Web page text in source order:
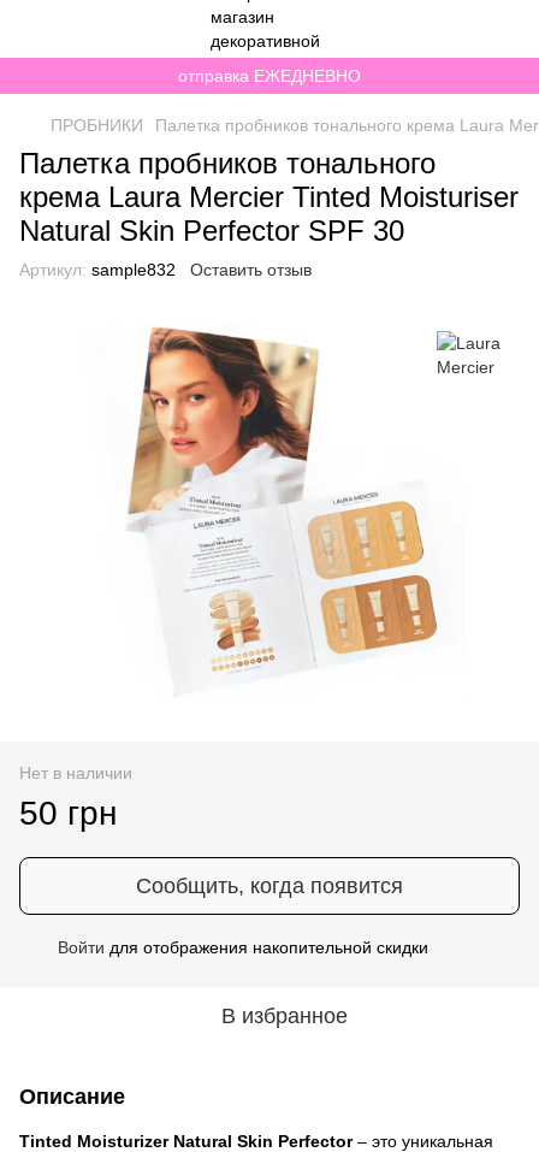
отправка ЕЖЕДНЕВНО
ПРОБНИКИ Палетка пробников тонального крема Laura
Палетка пробников тонального
крема Laura Mercier Tinted Moisturiser
Natural Skin Perfector SPF 30
Артикул: sample832 Оставить отзыв
Нет в наличии
50 грн
Сообщить, когда появится
Войти для отображения накопительной скидки
В избранное
Описание
Tinted Moisturizer Natural Skin Perfector– это уникальная